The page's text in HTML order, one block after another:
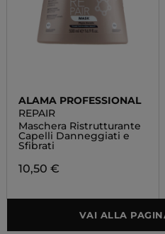
ALAMA PROFESSIONAL
REPAIR
Maschera Ristrutturante
Capelli Danneggiati e
Sfibrati
10,50 €
VAI ALLA